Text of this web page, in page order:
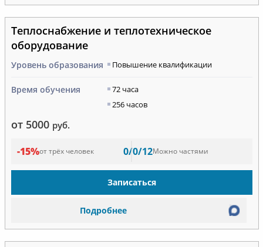
Теплоснабжение и теплотехническое
оборудование
Уровень образования Повышение квалификации
Время обучения
72 часа
256 часов
от 5000 руб.
-15%от трёх человек 0/0/12Можно частями
Записаться
Подробнее